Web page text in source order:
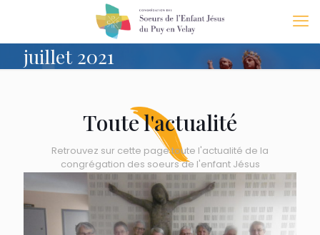
juillet 2021
Toute l'actualité
Retrouvez sur cette page toute l'actualité de la
congrégation des soeurs de l'enfant Jésus